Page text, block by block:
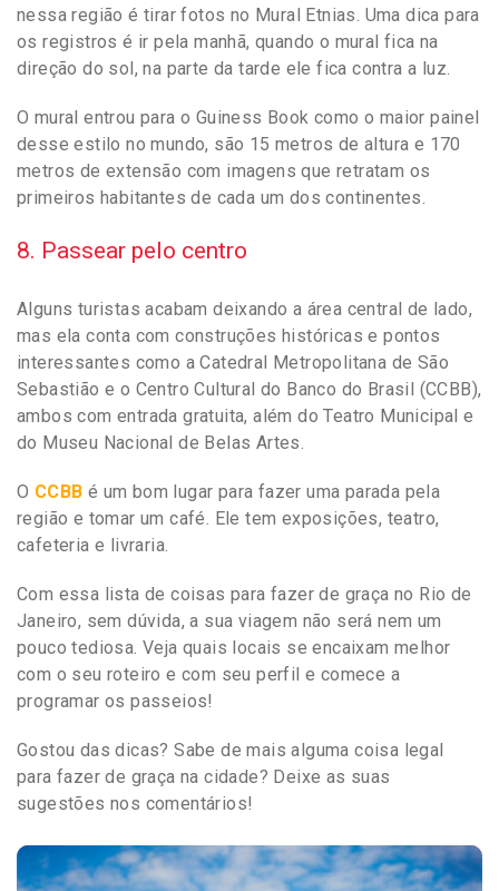
nessa região é tirar fotos no Mural Etnias. Uma dica para
os registros é ir pela manhã, quando o mural fica na
direção do sol, na parte da tarde ele fica contra a luz.
O mural entrou para o Guiness Book como o maior painel
desse estilo no mundo, são 15 metros de altura e 170
metros de extensão com imagens que retratam os
primeiros habitantes de cada um dos continentes.
8. Passear pelo centro
Alguns turistas acabam deixando a área central de lado,
mas ela conta com construções históricas e pontos
interessantes como a Catedral Metropolitana de São
Sebastião e o Centro Cultural do Banco do Brasil (CCBB),
ambos com entrada gratuita, além do Teatro Municipal e
do Museu Nacional de Belas Artes.
O CCBB é um bom lugar para fazer uma parada pela
região e tomar um café. Ele tem exposições, teatro,
cafeteria e livraria.
Com essa lista de coisas para fazer de graça no Rio de
Janeiro, sem dúvida, a sua viagem não será nem um
pouco tediosa. Veja quais locais se encaixam melhor
com o seu roteiro e com seu perfil e comece a
programar os passeios!
Gostou das dicas? Sabe de mais alguma coisa legal
para fazer de graça na cidade? Deixe as suas
sugestões nos comentários!